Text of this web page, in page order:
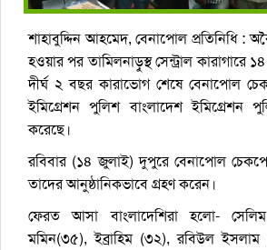
শাহাবুদ্দিন আহমেদ, বেনাপোল প্রতিনিধি :
হওয়ার পর তামিলনাড়ুস্থ সেন্ট্রাল কারাগারে
দীর্ঘ ২ বছর কারাভোগ শেষে বেনাপোল
ইমিগ্রেশন পুলিশ বাংলাদেশ ইমিগ্রেশন
করেছে।
রবিবার (১৪ জুলাই) দুপুরে বেনাপোল
তাদের আনুষ্ঠানিকভাবে গ্রহণ করেন।
ফেরত আসা বাংলাদেশিরা হলো-
মমিন(৩৫), ইব্রাহিম (৩২), রবিউল